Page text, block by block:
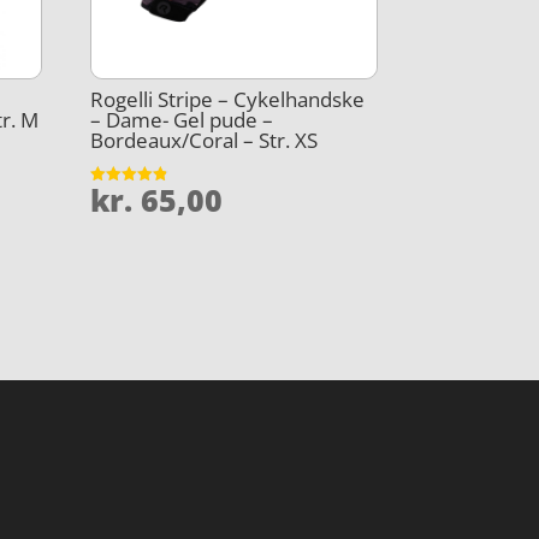
M
Rogelli Stripe – Cykelhandske
– Dame- Gel pude –
Bordeaux/Coral – Str. XS
Vurderet
4.8
kr. 65,00